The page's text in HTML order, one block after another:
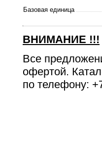
Базовая единица
ВНИМАНИЕ !!!
Все
офертой.
по телефону: